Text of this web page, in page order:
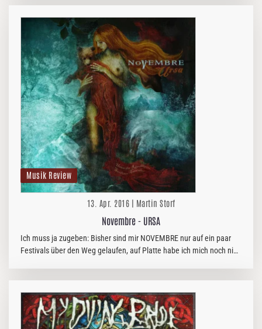
Musik Review
13. Apr. 2016 | Martin Storf
Novembre - URSA
Ich muss ja zugeben: Bisher sind mir NOVEMBRE nur auf ein paar
Festivals über den Weg gelaufen, auf Platte habe ich mich noch nie